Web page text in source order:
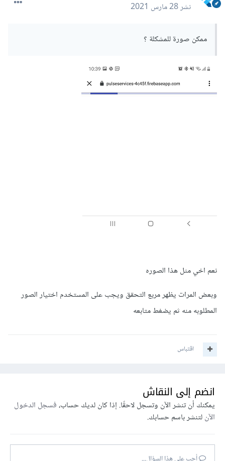
نشر28 مارس 2021
ممكن صورة للمشكلة ؟
نعم اخي مثل هذا الصوره
وبعض المرات يظهر مربع التحقق ويجب على المستخدم اختيار الصور
المطلوبه منه ثم يضغط متابعه
اقتباس
انضم إلى النقاش
يمكنك أن تنشر الآن وتسجل لاحقًا. إذا كان لديك حساب،فسجل الدخول
الآنلتنشر باسم حسابك.